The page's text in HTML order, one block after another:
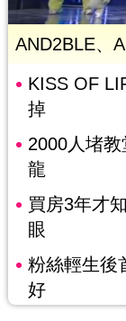
AND2BLE、
KISS OF
掉
2000人堵
龍
買房3年才
眼
粉絲輕生後
好